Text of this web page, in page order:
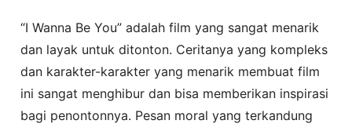
“I Wanna Be You” adalah film yang sangat menarik
dan layak untuk ditonton. Ceritanya yang kompleks
dan karakter-karakter yang menarik membuat film
ini sangat menghibur dan bisa memberikan inspirasi
bagi penontonnya. Pesan moral yang terkandung